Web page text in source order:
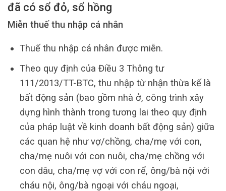
đã có sổ đỏ, sổ hồng
Miễn thuế thu nhập cá nhân
Thuế thu nhập cá nhân được miễn.
Theo quy định của Điều 3 Thông tư
111/2013/TT-BTC, thu nhập từ nhận thừa kế là
bất động sản (bao gồm nhà ở, công trình xây
dựng hình thành trong tương lai theo quy định
của pháp luật về kinh doanh bất động sản) giữa
các quan hệ như vợ/chồng, cha/mẹ với con,
cha/mẹ nuôi với con nuôi, cha/mẹ chồng với
con dâu, cha/mẹ vợ với con rể, ông/bà nội với
cháu nội, ông/bà ngoại với cháu ngoại,